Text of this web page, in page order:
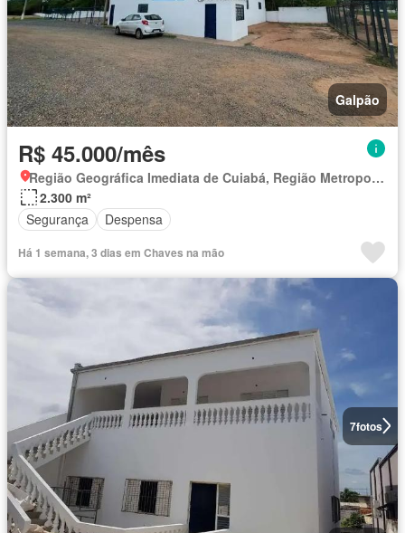
Galpão
R$ 45.000/mês
Região Geográfica Imediata de Cuiabá, Região Metropolitana do Vale do Rio Cuiabá
2.300 m²
Segurança
Despensa
Há 1 semana, 3 dias em Chaves na mão
7fotos